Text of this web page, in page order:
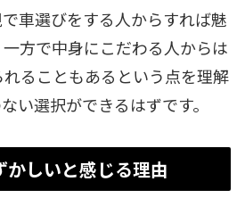
車選びをする人からすれば魅
方で中身にこだわる人からは
ることもあるという点を理解
い選択ができるはずです。
かしいと感じる理由